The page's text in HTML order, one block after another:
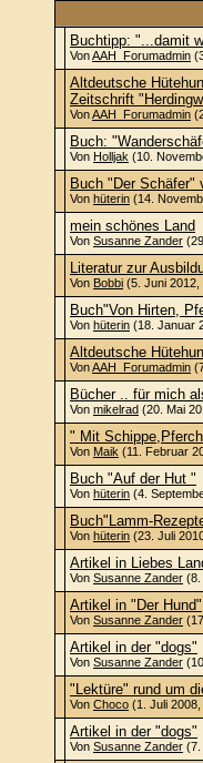
Buchtipp: "...damit
VonAAH_Forumadmin
Altdeutsche
Zeitschrift
VonAAH_Forumadmin
Buch:
Von Holljak (10.
Buch "Der Schäfer"
Von hüterin (14.
mein schönes Land
Von Susanne Zander
Literatur zur
Von Bobbi (5. Juni 2012,
Buch"Von Hirten,
Von hüterin (18. Januar
Altdeutsche
VonAAH_Forumadmin
Bücher .. für mich
Von mikelrad (20. Mai
" Mit
Von Maik (11. Februar
Buch "Auf der Hut "
Von hüterin (4.
Buch"Lamm-
Von hüterin (23. Juli
Artikel in Liebes
Von Susanne Zander (8.
Artikel in "Der Hund"
Von Susanne Zander
Artikel in der "dogs"
Von Susanne Zander
"Lektüre" rund um
Von Choco (1. Juli 2008,
Artikel in der "dogs"
Von Susanne Zander (7.